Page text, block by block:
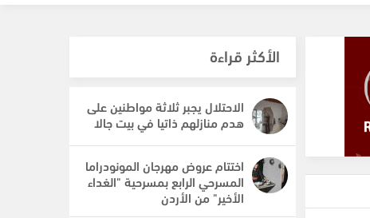
الأكثر قراءة
الاحتلال يجبر ثلاثة مواطنين على
هدم منازلهم ذاتيا في بيت جالا
اختتام عروض مهرجان المونودراما
المسرحي الرابع بمسرحية "الغداء
الأخير" من الأردن